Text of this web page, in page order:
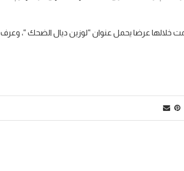
خلالها عرضا يحمل عنوان “لوزين ديال الضحك “، وعرف